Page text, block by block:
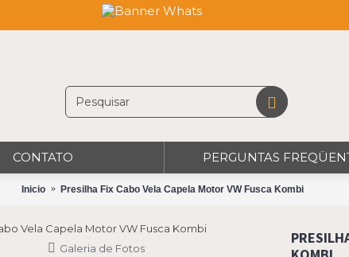
CONTATO PERGUNTAS
Inicio Presilha Fix Cabo Vela Capela Motor VW Fusca Kombi
Galeria de Fotos